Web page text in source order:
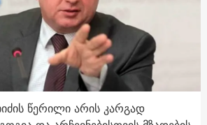
წერილი არის კარგად